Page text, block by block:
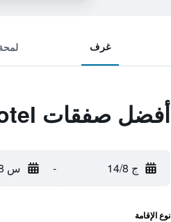
غرف
أفضل صفقات Travelers Rest Motel
ج 14/8 - س 15/8
نوع الإقامة